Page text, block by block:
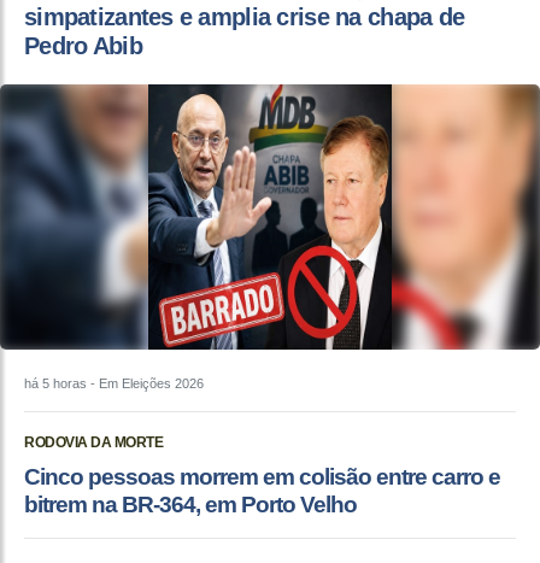
simpatizantes e amplia crise na chapa de
Pedro Abib
há 5 horas - Em Eleições 2026
RODOVIA DA MORTE
Cinco pessoas morrem em colisão entre carro e
bitrem na BR-364, em Porto Velho